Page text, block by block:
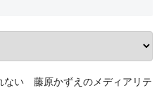
ない 藤原かずえのメディアリテ